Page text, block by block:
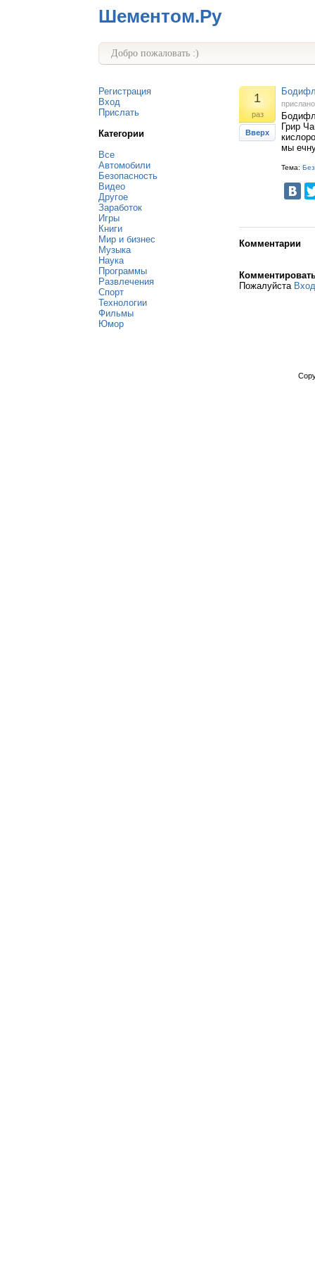
Шементом.Ру
Добро пожаловать :)
Регистрация
Вход
Прислать
Категории
Все
Автомобили
Безопасность
Видео
Другое
Заработок
Игры
Книги
Мир и бизнес
Музыка
Наука
Программы
Развлечения
Спорт
Технологии
Фильмы
Юмор
1
раз
Вверх
Грир
мы
Тема:
Комментарии
Пожалуйста Вход